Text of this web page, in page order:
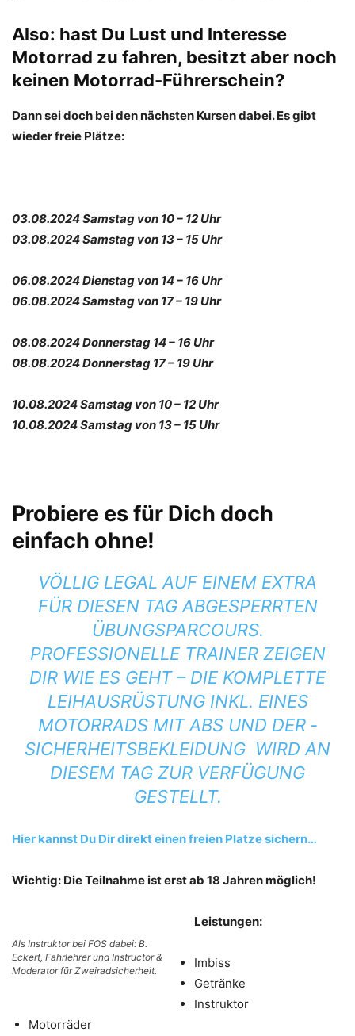
Also: hast Du Lust und Interesse
Motorrad zu fahren, besitzt aber noch
keinen Motorrad-Führerschein?
Dann sei doch bei den nächsten Kursen dabei. Es gibt
wieder freie Plätze:
03.08.2024 Samstag von 10 – 12 Uhr
03.08.2024 Samstag von 13 – 15 Uhr
06.08.2024 Dienstag von 14 – 16 Uhr
06.08.2024 Samstag von 17 – 19 Uhr
08.08.2024 Donnerstag 14 – 16 Uhr
08.08.2024 Donnerstag 17 – 19 Uhr
10.08.2024 Samstag von 10 – 12 Uhr
10.08.2024 Samstag von 13 – 15 Uhr
Probiere es für Dich doch
einfach ohne!
VÖLLIG LEGAL AUF EINEM EXTRA
FÜR DIESEN TAG ABGESPERRTEN
ÜBUNGSPARCOURS.
PROFESSIONELLE TRAINER ZEIGEN
DIR WIE ES GEHT – DIE KOMPLETTE
LEIHAUSRÜSTUNG INKL. EINES
MOTORRADS MIT ABS UND DER ­
SICHERHEITSBEKLEIDUNG WIRD AN
DIESEM TAG ZUR VERFÜGUNG
GESTELLT.
Hier kannst Du Dir direkt einen freien Platze sichern…
Wichtig: Die Teilnahme ist erst ab 18 Jahren möglich!
Als Instruktor bei FOS dabei: B.
Eckert, Fahrlehrer und Instructor &
Moderator für Zweiradsicherheit.
Leistungen:
Imbiss
Getränke
Instruktor
Motorräder